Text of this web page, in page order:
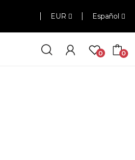
EUR Español
0 0